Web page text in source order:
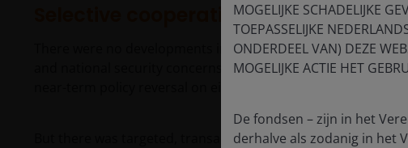
Selective cooperation within
There were no developments in core structural issues
and national security concerns. Meanwhile, tariffs remain
But there was targeted, transactional progress, primarily
MOGELIJKE SCHADELIJKE
TOEPASSELIJKE
ONDERDEEL VAN) DEZE
MOGELIJKE ACTIE HET
De fondsen – zijn in het
derhalve als zodanig in het